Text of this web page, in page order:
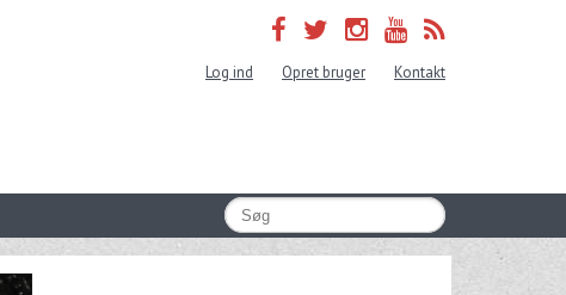
Log ind Opret bruger Kontakt